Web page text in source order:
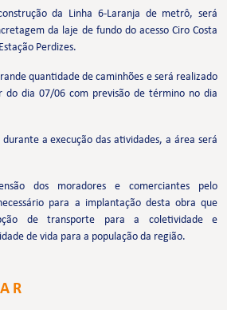
da Linha 6-Laranja de metrô, será
da laje de fundo do acesso Ciro Costa
Perdizes.
quantidade de caminhões e será realizado
dia 07/06 com previsão de término no dia
a execução das atividades, a área será
dos moradores e comerciantes pelo
para a implantação desta obra que
de transporte para a coletividade e
de vida para a população da região.